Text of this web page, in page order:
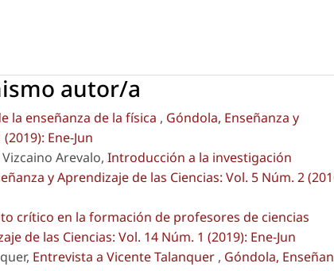
autor/a
la enseñanza de la física , Góndola, Enseñanza y
Ene-Jun
Arevalo, Introducción a la investigación
y Aprendizaje de las Ciencias: Vol. 5 Núm. 2
crítico en la formación de profesores de ciencias
de las Ciencias: Vol. 14 Núm. 1 (2019): Ene-Jun
Entrevista a Vicente Talanquer , Góndola,